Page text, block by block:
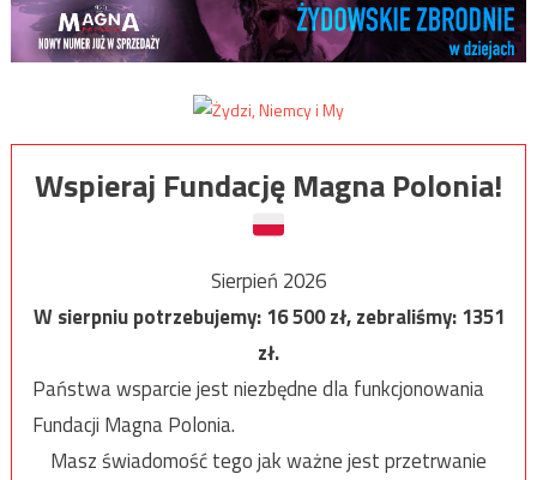
Wspieraj Fundację Magna Polonia!
Sierpień 2026
W sierpniu potrzebujemy:16 500zł, zebraliśmy:1351
zł.
Państwa wsparcie jest niezbędne dla funkcjonowania
Fundacji Magna Polonia.
Masz świadomość tego jak ważne jest przetrwanie